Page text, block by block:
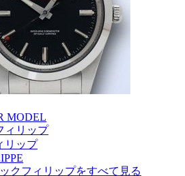
MODEL
リップ